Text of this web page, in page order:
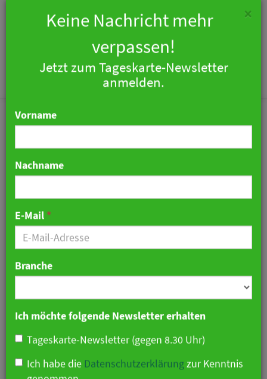
in Koblenz vor dem Start
22. August 2018 07:42 Uhr
×
Keine Nachricht mehr
verpassen!
Jetzt zum Tageskarte-Newsletter
anmelden.
Vorname
Nachname
E-Mail*
Branche
Ich möchte folgende Newsletter erhalten
Tageskarte-Newsletter (gegen 8.30 Uhr)
Ich habe die Datenschutzerklärungzur Kenntnis